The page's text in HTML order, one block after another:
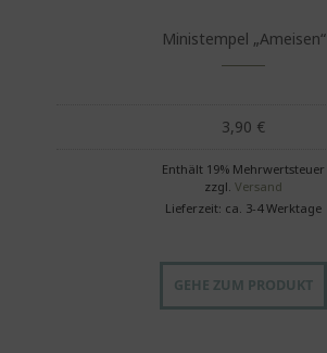
Ministempel „Ameisen“
3,90 €
Enthält 19% Mehrwertsteuer
zzgl.Versand
Lieferzeit: ca. 3-4 Werktage
GEHE ZUM PRODUKT